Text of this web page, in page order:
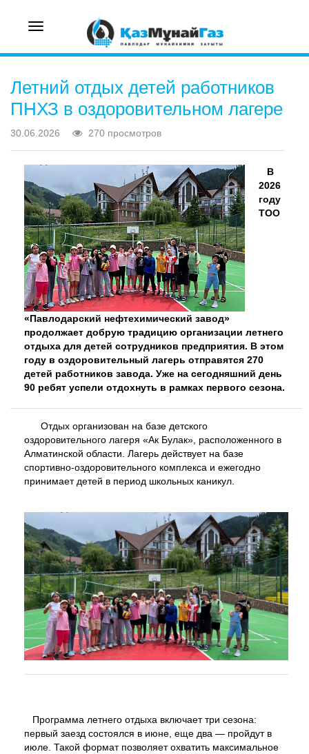
Toggle
Летний отдых детей работников
ПНХЗ в оздоровительном лагере
30.06.2026 270 просмотров
В
2026
году
ТОО
«Павлодарский нефтехимический завод»
продолжает добрую традицию организации летнего
отдыха для детей сотрудников предприятия. В этом
году в оздоровительный лагерь отправятся 270
детей работников завода. Уже на сегодняшний день
90 ребят успели отдохнуть в рамках первого сезона.
Отдых организован на базе детского
оздоровительного лагеря «Ак Булак», расположенного в
Алматинской области. Лагерь действует на базе
спортивно-оздоровительного комплекса и ежегодно
принимает детей в период школьных каникул.
Программа летнего отдыха включает три сезона:
первый заезд состоялся в июне, еще два — пройдут в
июле. Такой формат позволяет охватить максимальное